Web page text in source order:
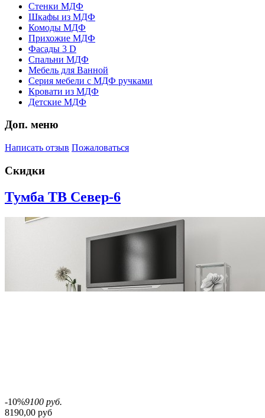
Стенки МДФ
Шкафы из МДФ
Комоды МДФ
Прихожие МДФ
Фасады 3 D
Спальни МДФ
Мебель для Ванной
Серия мебели с МДФ ручками
Кровати из МДФ
Детские МДФ
Доп. меню
Написать отзыв Пожаловаться
Скидки
Тумба ТВ Север-6
-10%9100 руб.
8190,00 руб